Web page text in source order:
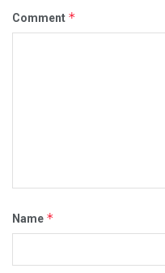
Comment *
Name *